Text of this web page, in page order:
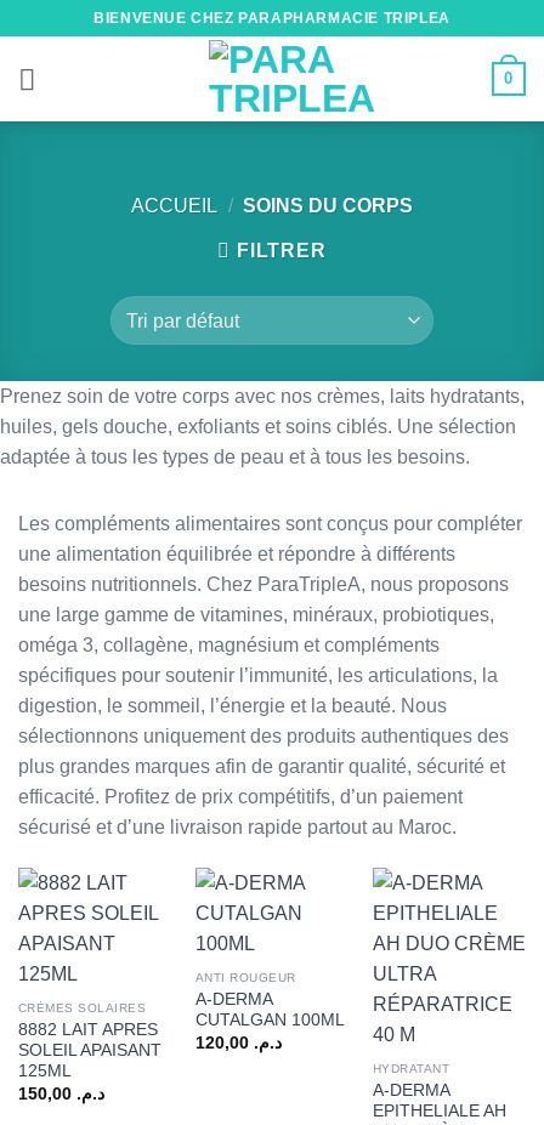
contenu
BIENVENUE CHEZ PARAPHARMACIE TRIPLEA
0
ACCUEIL / SOINS DU CORPS
FILTRER
Prenez soin de votre corps avec nos crèmes, laits hydratants,
huiles, gels douche, exfoliants et soins ciblés. Une sélection
adaptée à tous les types de peau et à tous les besoins.
Les compléments alimentaires sont conçus pour compléter
une alimentation équilibrée et répondre à différents
besoins nutritionnels. Chez ParaTripleA, nous proposons
une large gamme de vitamines, minéraux, probiotiques,
oméga 3, collagène, magnésium et compléments
spécifiques pour soutenir l’immunité, les articulations, la
digestion, le sommeil, l’énergie et la beauté. Nous
sélectionnons uniquement des produits authentiques des
plus grandes marques afin de garantir qualité, sécurité et
efficacité. Profitez de prix compétitifs, d’un paiement
sécurisé et d’une livraison rapide partout au Maroc.
CRÈMES SOLAIRES
8882 LAIT APRES
SOLEIL APAISANT
125ML
د.م. 150,00
ANTI ROUGEUR
A-DERMA
CUTALGAN 100ML
د.م. 120,00
HYDRATANT
A-DERMA
EPITHELIALE AH